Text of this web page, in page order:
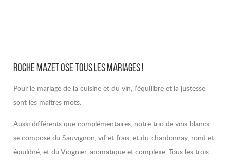
ROCHE MAZET OSE TOUS LES MARIAGES !
Pour le mariage de la cuisine et du vin, l’équilibre et la justesse
sont les maitres mots.
Aussi différents que complémentaires, notre trio de vins blancs
se compose du Sauvignon, vif et frais, et du chardonnay, rond et
équilibré, et du Viognier, aromatique et complexe. Tous les trois